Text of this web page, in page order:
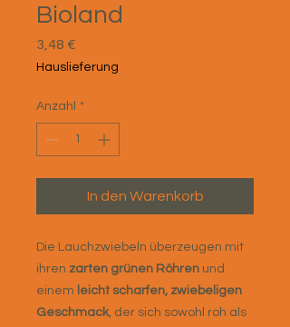
Bioland
3,48 €
Hauslieferung
Anzahl *
In den Warenkorb
Die Lauchzwiebeln überzeugen mit
ihren zarten grünen Röhren und
einem leicht scharfen, zwiebeligen
Geschmack, der sich sowohl roh als